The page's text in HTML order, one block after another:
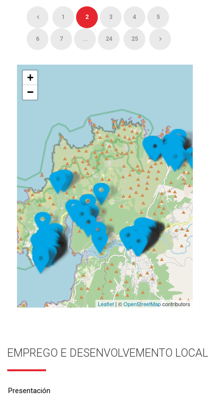
1 2 3 4 5
6 7 ... 24 25
+
−
Leaflet| ©OpenStreetMapcontributors
EMPREGO E DESENVOLVEMENTO LOCAL
Presentación